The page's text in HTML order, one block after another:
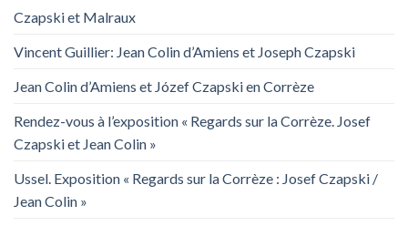
Czapski et Malraux
Vincent Guillier: Jean Colin d’Amiens et Joseph Czapski
Jean Colin d’Amiens et Józef Czapski en Corrèze
Rendez-vous à l’exposition « Regards sur la Corrèze. Josef
Czapski et Jean Colin »
Ussel. Exposition « Regards sur la Corrèze : Josef Czapski /
Jean Colin »